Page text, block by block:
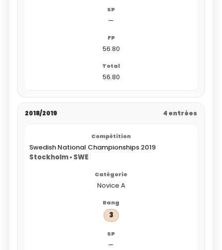
—
56.80
56.80
2018/2019 4 entrées
Swedish National Championships 2019
Stockholm • SWE
Novice A
3
—